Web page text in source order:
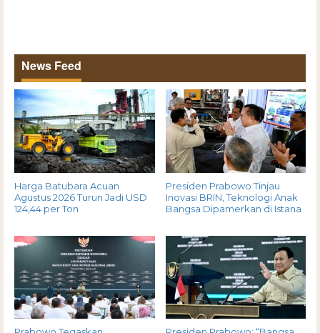
News Feed
Harga Batubara Acuan
Agustus 2026 Turun Jadi USD
124,44 per Ton
Presiden Prabowo Tinjau
Inovasi BRIN, Teknologi Anak
Bangsa Dipamerkan di Istana